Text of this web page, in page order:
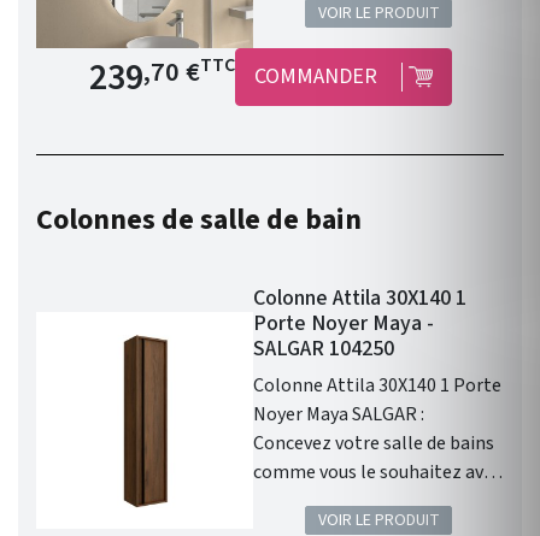
VOIR LE PRODUIT
Prix de base
239,70 €TTC COMMANDER
Colonnes de salle de bain
Colonne Attila 30X140 1
Porte Noyer Maya -
SALGAR 104250
Colonne Attila 30X140 1 Porte
Noyer Maya SALGAR :
Concevez votre salle de bains
comme vous le souhaitez avec
la qualité Salgar !
VOIR LE PRODUIT